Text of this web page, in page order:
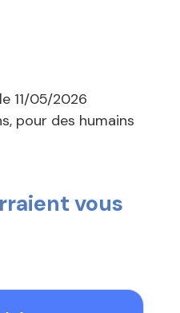
11/05/2026
pour des humains
vous